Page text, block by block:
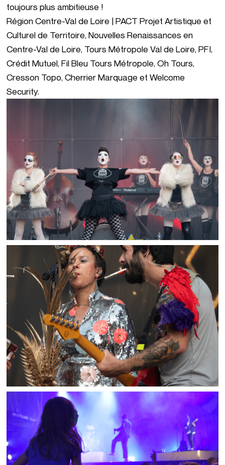
toujours plus ambitieuse !
Région Centre-Val de Loire | PACT Projet Artistique et
Culturel de Territoire, Nouvelles Renaissances en
Centre-Val de Loire, Tours Métropole Val de Loire, PFI,
Crédit Mutuel, Fil Bleu Tours Métropole, Oh Tours,
Cresson Topo, Cherrier Marquage et Welcome
Security.